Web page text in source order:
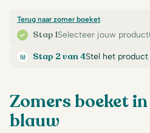
Stap 1Selecteer jouw
Terug naar zomer boeket
Stap 2 van 4Stel het product
Zomers boeket
blauw